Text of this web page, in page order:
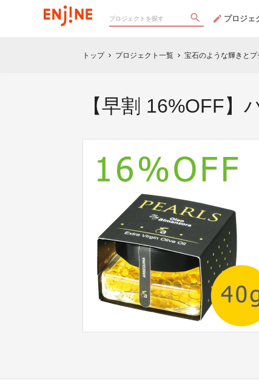
プロジェ
トップ chevron_right プロジェクト一覧 chevron_right 宝石のような輝きと
【早割 16%OFF